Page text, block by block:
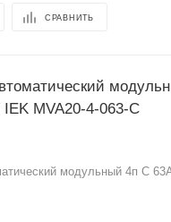
СРАВНИТЬ
MVA20-4-063-C
модульный 4п C